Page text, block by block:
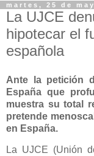
martes, 25 de
La UJCE
hipotecar el
española
Ante la petición
España que
muestra su total
pretende
en España.
La UJCE (Unión